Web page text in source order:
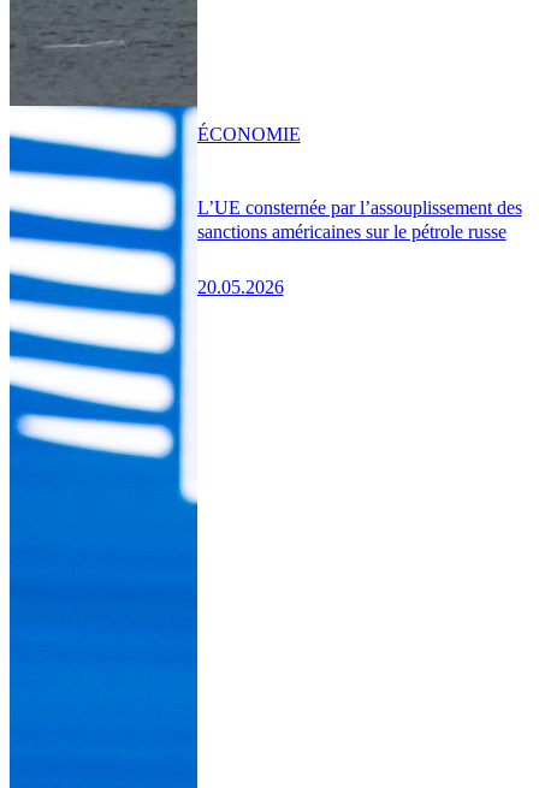
L’UE consternée par l’assouplissement des
sanctions américaines sur le pétrole russe
20.05.2026
ÉCONOMIE